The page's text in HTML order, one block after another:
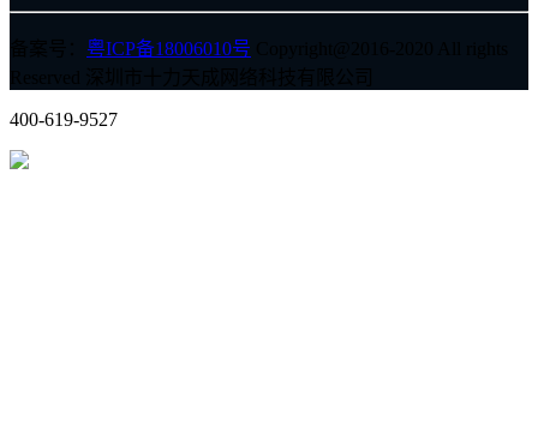
粤ICP备18006010号
400-619-9527